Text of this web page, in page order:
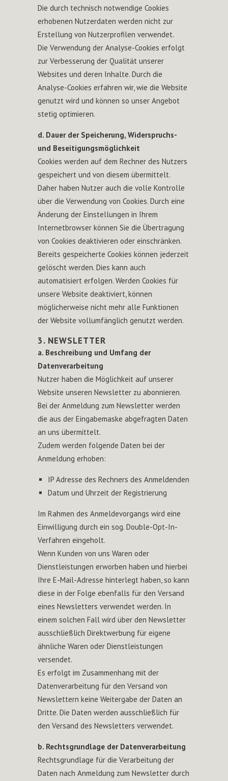
Die durch technisch notwendige Cookies
erhobenen Nutzerdaten werden nicht zur
Erstellung von Nutzerprofilen verwendet.
Die Verwendung der Analyse-Cookies erfolgt
zur Verbesserung der Qualität unserer
Websites und deren Inhalte. Durch die
Analyse-Cookies erfahren wir, wie die Website
genutzt wird und können so unser Angebot
stetig optimieren.
d. Dauer der Speicherung, Widerspruchs-
und Beseitigungsmöglichkeit
Cookies werden auf dem Rechner des Nutzers
gespeichert und von diesem übermittelt.
Daher haben Nutzer auch die volle Kontrolle
über die Verwendung von Cookies. Durch eine
Änderung der Einstellungen in Ihrem
Internetbrowser können Sie die Übertragung
von Cookies deaktivieren oder einschränken.
Bereits gespeicherte Cookies können jederzeit
gelöscht werden. Dies kann auch
automatisiert erfolgen. Werden Cookies für
unsere Website deaktiviert, können
möglicherweise nicht mehr alle Funktionen
der Website vollumfänglich genutzt werden.
3. NEWSLETTER
a. Beschreibung und Umfang der
Datenverarbeitung
Nutzer haben die Möglichkeit auf unserer
Website unseren Newsletter zu abonnieren.
Bei der Anmeldung zum Newsletter werden
die aus der Eingabemaske abgefragten Daten
an uns übermittelt.
Zudem werden folgende Daten bei der
Anmeldung erhoben:
IP Adresse des Rechners des Anmeldenden
Datum und Uhrzeit der Registrierung
Im Rahmen des Anmeldevorgangs wird eine
Einwilligung durch ein sog. Double-Opt-In-
Verfahren eingeholt.
Wenn Kunden von uns Waren oder
Dienstleistungen erworben haben und hierbei
Ihre E-Mail-Adresse hinterlegt haben, so kann
diese in der Folge ebenfalls für den Versand
eines Newsletters verwendet werden. In
einem solchen Fall wird über den Newsletter
ausschließlich Direktwerbung für eigene
ähnliche Waren oder Dienstleistungen
versendet.
Es erfolgt im Zusammenhang mit der
Datenverarbeitung für den Versand von
Newslettern keine Weitergabe der Daten an
Dritte. Die Daten werden ausschließlich für
den Versand des Newsletters verwendet.
b. Rechtsgrundlage der Datenverarbeitung
Rechtsgrundlage für die Verarbeitung der
Daten nach Anmeldung zum Newsletter durch